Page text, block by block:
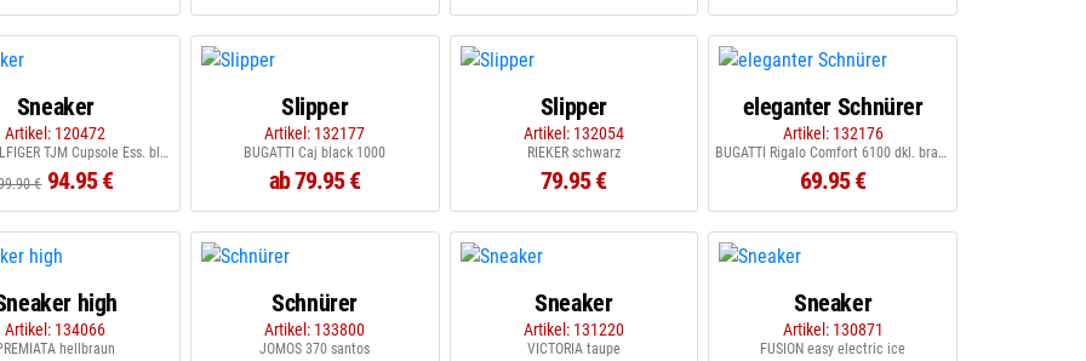
Sneaker
Artikel: 120472
TOMMY HILFIGER TJM Cupsole Ess. black
€ 94.95 €
Slipper
Artikel: 132177
BUGATTI Caj black 1000
ab 79.95 €
Slipper
Artikel: 132054
RIEKER schwarz
79.95 €
eleganter Schnürer
Artikel: 132176
BUGATTI Rigalo Comfort 6100 dkl. braun
69.95 €
high
Artikel: 134066
hellbraun
Schnürer
Artikel: 133800
JOMOS 370 santos
Sneaker
Artikel: 131220
VICTORIA taupe
Sneaker
Artikel: 130871
FUSION easy electric ice